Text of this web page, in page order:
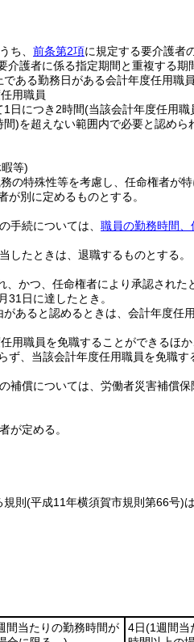
ち、 前条第2項に規定する要介護者
介護者に係る指定期間と重複する期
ある勤務日がある会計年度任用職
用職員
日につき2時間(当該会計年度任用
間)を超えない範囲内で必要と認めら
等)
の特殊性等を考慮し、任命権者が
別に定めるものとする。
手続については、 職員の勤務時間
したときは、退職するものとする。
、かつ、任命権者により承認された
31日に達したとき。
あると認めるときは、会計年度任
用職員を免職することができるほ
ず、当該会計年度任用職員を免職す
補償については、労働者災害補償保
が定める。
則 (平成11年横須賀市規則第66号)
間当たりの勤務時間が
4日(1週間当